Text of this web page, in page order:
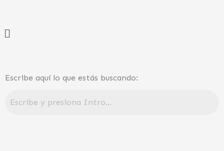
Menú
Escribe aquí lo que estás buscando: